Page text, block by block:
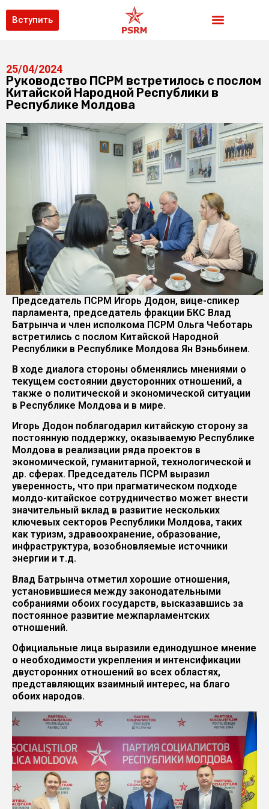
Вступить
25/04/2024
Руководство ПСРМ встретилось с послом
Китайской Народной Республики в
Республике Молдова
Председатель ПСРМ Игорь Додон, вице-спикер
парламента, председатель фракции БКС Влад
Батрынча и член исполкома ПСРМ Ольга Чеботарь
встретились с послом Китайской Народной
Республики в Республике Молдова Ян Вэньбинем.
В ходе диалога стороны обменялись мнениями о
текущем состоянии двусторонних отношений, а
также о политической и экономической ситуации
в Республике Молдова и в мире.
Игорь Додон поблагодарил китайскую сторону за
постоянную поддержку, оказываемую Республике
Молдова в реализации ряда проектов в
экономической, гуманитарной, технологической и
др. сферах. Председатель ПСРМ выразил
уверенность, что при прагматическом подходе
молдо-китайское сотрудничество может внести
значительный вклад в развитие нескольких
ключевых секторов Республики Молдова, таких
как туризм, здравоохранение, образование,
инфраструктура, возобновляемые источники
энергии и т.д.
Влад Батрынча отметил хорошие отношения,
установившиеся между законодательными
собраниями обоих государств, высказавшись за
постоянное развитие межпарламентских
отношений.
Официальные лица выразили единодушное мнение
о необходимости укрепления и интенсификации
двусторонних отношений во всех областях,
представляющих взаимный интерес, на благо
обоих народов.